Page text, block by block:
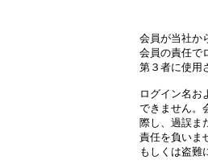
会員が当社か
会員の責任で
第３者に使用
ログイン名お
できません。
際し、過誤ま
責任を負いま